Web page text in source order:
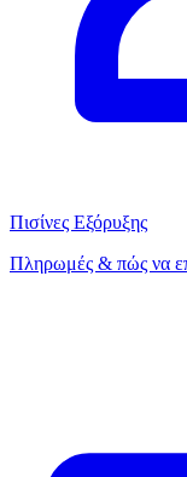
Πισίνες Εξόρυξης
Πληρωμές & πώς να